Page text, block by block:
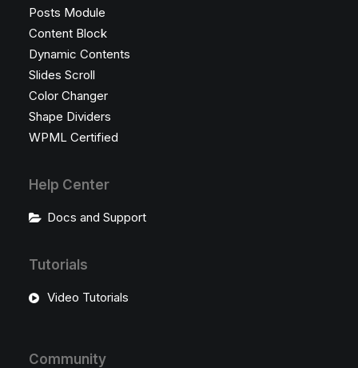
Posts Module
Content Block
Dynamic Contents
Slides Scroll
Color Changer
Shape Dividers
WPML Certified
Help Center
Docs and Support
Tutorials
Video Tutorials
Community